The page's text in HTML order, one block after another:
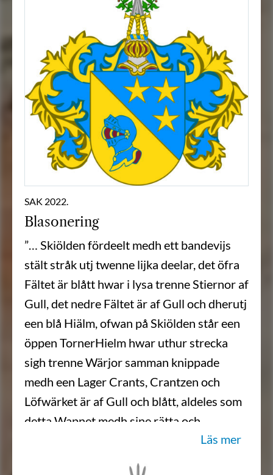
SAK 2022.
Blasonering
”… Skiölden fördeelt medh ett bandevijs
stält stråk utj twenne lijka deelar, det öfra
Fältet är blått hwar i lysa trenne Stiernor af
Gull, det nedre Fältet är af Gull och dherutj
een blå Hiälm, ofwan på Skiölden står een
öppen TornerHielm hwar uthur strecka
sigh trenne Wärjor samman knippade
medh een Lager Crants, Crantzen och
Löfwärket är af Gull och blått, aldeles som
detta Wapnet medh sine rätta och
egentelige Färgor, här hoos repræsenterat
Läs mer